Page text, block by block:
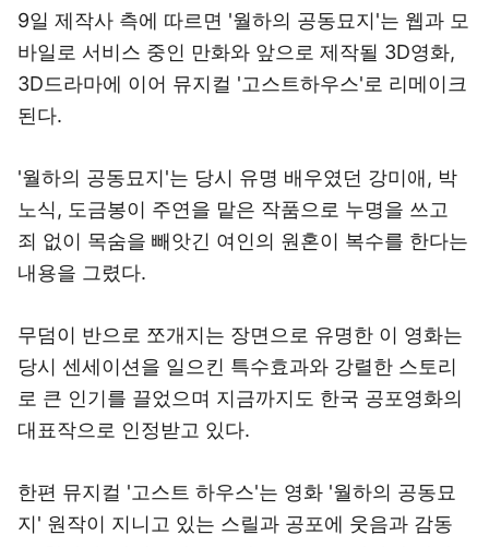
9일 제작사 측에 따르면 '월하의 공동묘지'는 웹과 모
바일로 서비스 중인 만화와 앞으로 제작될 3D영화,
3D드라마에 이어 뮤지컬 '고스트하우스'로 리메이크
된다.
'월하의 공동묘지'는 당시 유명 배우였던 강미애, 박
노식, 도금봉이 주연을 맡은 작품으로 누명을 쓰고
죄 없이 목숨을 빼앗긴 여인의 원혼이 복수를 한다는
내용을 그렸다.
무덤이 반으로 쪼개지는 장면으로 유명한 이 영화는
당시 센세이션을 일으킨 특수효과와 강렬한 스토리
로 큰 인기를 끌었으며 지금까지도 한국 공포영화의
대표작으로 인정받고 있다.
한편 뮤지컬 '고스트 하우스'는 영화 '월하의 공동묘
지' 원작이 지니고 있는 스릴과 공포에 웃음과 감동